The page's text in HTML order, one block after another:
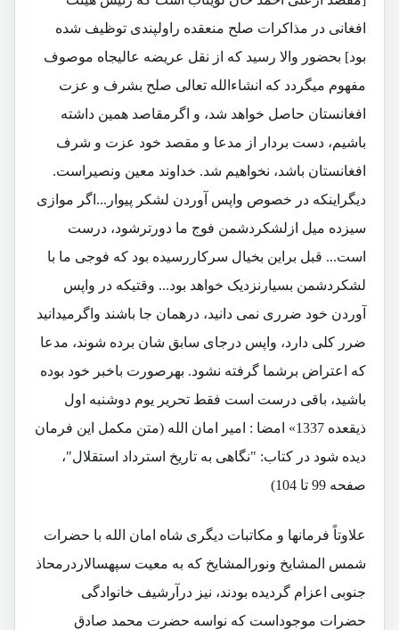
افغانی در مذاکرات صلح منعقده راولپندی توظیف شده
بود] بحضور والا رسید که از نقل عریضه عالیجاه موصوف
مفهوم میگردد که انشاءالله تعالی صلح بشرف و عزت
افغانستان حاصل خواهد شد، و اگرمقاصد همین داشته
باشیم، دست بردار از مدعا و مقصد خود عزت و شرف
افغانستان باشد، نخواهیم شد. خداوند معین ونصیراست.
دیگراینکه در خصوص واپس آوردن لشکر پیوار...اگر موازی
سیزده میل ازلشکردشمن فوج ما دورترشود، درست
است... قبل براین بخیال سرکاررسیده بود که فوجی ما با
لشکردشمن بسیارنزدیک خواهد بود... وقتیکه در واپس
آوردن خود ضرری نمی دانید، درهمان جا باشند واگرمیدانید
ضرر کلی دارد، واپس درجای سابق شان برده شوند، مدعا
که اعتراض برشما گرفته نشود. بهرصورت باخبر خود بوده
باشید، باقی درست است فقط تحریر یوم دوشنبه اول
ذیقعده 1337» امضا : امیر امان الله (متن مکمل این فرمان
دیده شود در کتاب: "نگاهی به تاریخ استرداد استقلال"،
صفحه 99 تا 104)
علاوتاً فرمانها و مکاتبات دیگری شاه امان الله با حضرات
شمس المشایخ ونورالمشایخ که به معیت سپهسالاردرمحاذ
جنوبی اعزام گردیده بودند، نیز درآرشیف خانوادگی
حضرات موجوداست که نواسه حضرت محمد صادق